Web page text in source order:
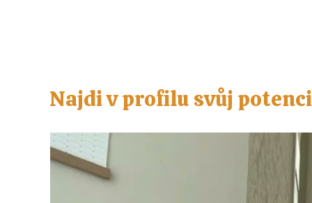
Najdi v profilu svůj
Video
přehrávač